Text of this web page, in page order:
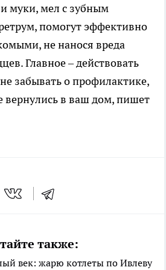
муки, мел с зубным
помогут эффективно
не нанося вреда
Главное – действовать
забывать о профилактике,
вернулись в ваш дом, пишет
также:
век: жарю котлеты по Ивлеву